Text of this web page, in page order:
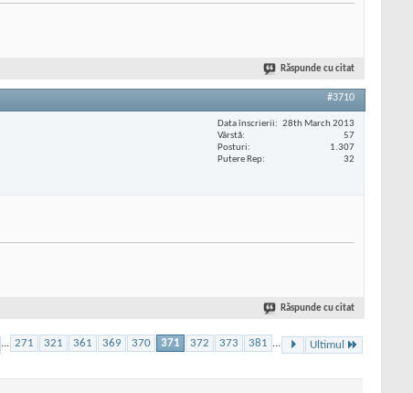
Răspunde cu citat
#3710
Data înscrierii
28th March 2013
Vârstă
57
Posturi
1.307
Putere Rep
32
Răspunde cu citat
... 271 321 361 369 370 371 372 373 381 ... Ultimul